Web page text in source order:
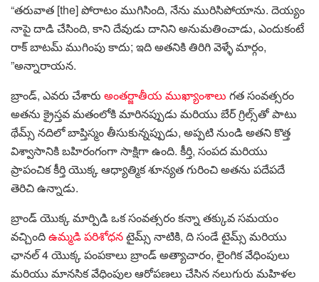
“తరువాత [the] పోరాటం ముగిసింది, నేను మురిసిపోయాను. దెయ్యం
నాపై దాడి చేసింది, కాని దేవుడు దానిని అనుమతించాడు, ఎందుకంటే
రాక్ బాటమ్ ముగింపు కాదు; ఇది అతనికి తిరిగి వెళ్ళే మార్గం,
”అన్నారాయన.
బ్రాండ్, ఎవరు చేశారు అంతర్జాతీయ ముఖ్యాంశాలు గత సంవత్సరం
అతను క్రైస్తవ మతంలోకి మారినప్పుడు మరియు బేర్ గ్రిల్స్‌తో పాటు
థేమ్స్ నదిలో బాప్తిస్మం తీసుకున్నప్పుడు, అప్పటి నుండి అతని కొత్త
విశ్వాసానికి బహిరంగంగా సాక్షిగా ఉంది. కీర్తి, సంపద మరియు
ప్రాపంచిక కీర్తి యొక్క ఆధ్యాత్మిక శూన్యత గురించి అతను పదేపదే
తెరిచి ఉన్నాడు.
బ్రాండ్ యొక్క మార్పిడి ఒక సంవత్సరం కన్నా తక్కువ సమయం
వచ్చిందిఉమ్మడి పరిశోధనటైమ్స్ నాటికి, ది సండే టైమ్స్ మరియు
ఛానల్ 4 యొక్క పంపకాలు బ్రాండ్ అత్యాచారం, లైంగిక వేధింపులు
మరియు మానసిక వేధింపుల ఆరోపణలు చేసిన నలుగురు మహిళల